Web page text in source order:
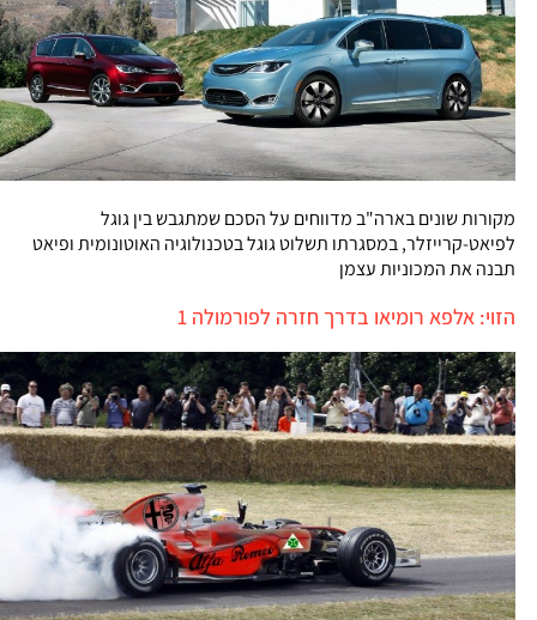
מקורות שונים בארה"ב מדווחים על הסכם שמתגבש בין גוגל
לפיאט-קרייזלר, במסגרתו תשלוט גוגל בטכנולוגיה האוטונומית ופיאט
תבנה את המכוניות עצמן
הזוי: אלפא רומיאו בדרך חזרה לפורמולה 1